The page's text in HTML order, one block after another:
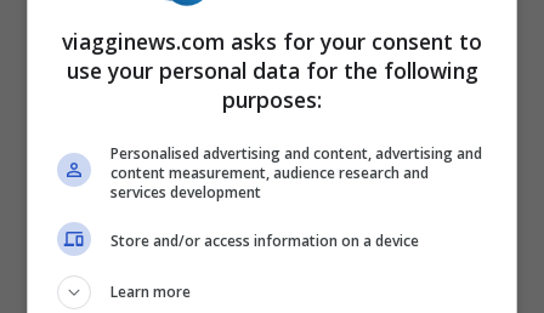
ultima generazione prodotti nell’Unione
Europea e pensati per avere il minimo
impatto sull’ambiente.
viagginews.com asks for your consent to
use your personal data for the following
purposes:
Personalised advertising and content, advertising and
content measurement, audience research and
services development
Store and/or access information on a device
Learn more